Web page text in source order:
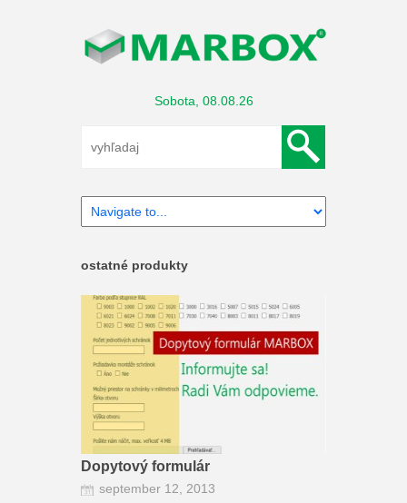
Sobota, 08.08.26
ostatné produkty
Dopytový formulár
september 12, 2013